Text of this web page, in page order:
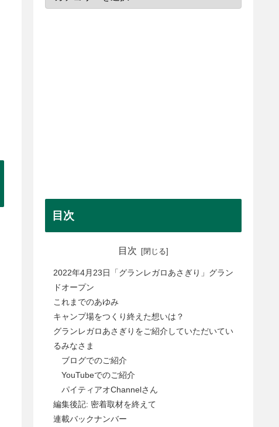
目次
目次
2022年4月23日「グランレガロあさぎり」グラン
ドオープン
これまでのあゆみ
キャンプ場をつくり終えた想いは？
グランレガロあさぎりをご紹介していただいてい
るみなさま
ブログでのご紹介
YouTubeでのご紹介
パイティアオChannelさん
編集後記: 密着取材を終えて
連載バックナンバー